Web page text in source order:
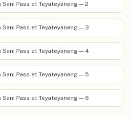
Pass et Teyateyaneng — 2
Pass et Teyateyaneng — 3
Pass et Teyateyaneng — 4
Pass et Teyateyaneng — 5
Pass et Teyateyaneng — 6